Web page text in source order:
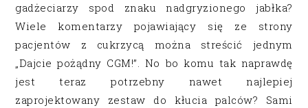
gadżeciarzy spod znaku nadgryzionego jabłka?
Wiele komentarzy pojawiający się ze strony
pacjentów z cukrzycą można streścić jednym
„Dajcie pożądny CGM!”. No bo komu tak naprawdę
jest teraz potrzebny nawet najlepiej
zaprojektowany zestaw do kłucia palców? Sami